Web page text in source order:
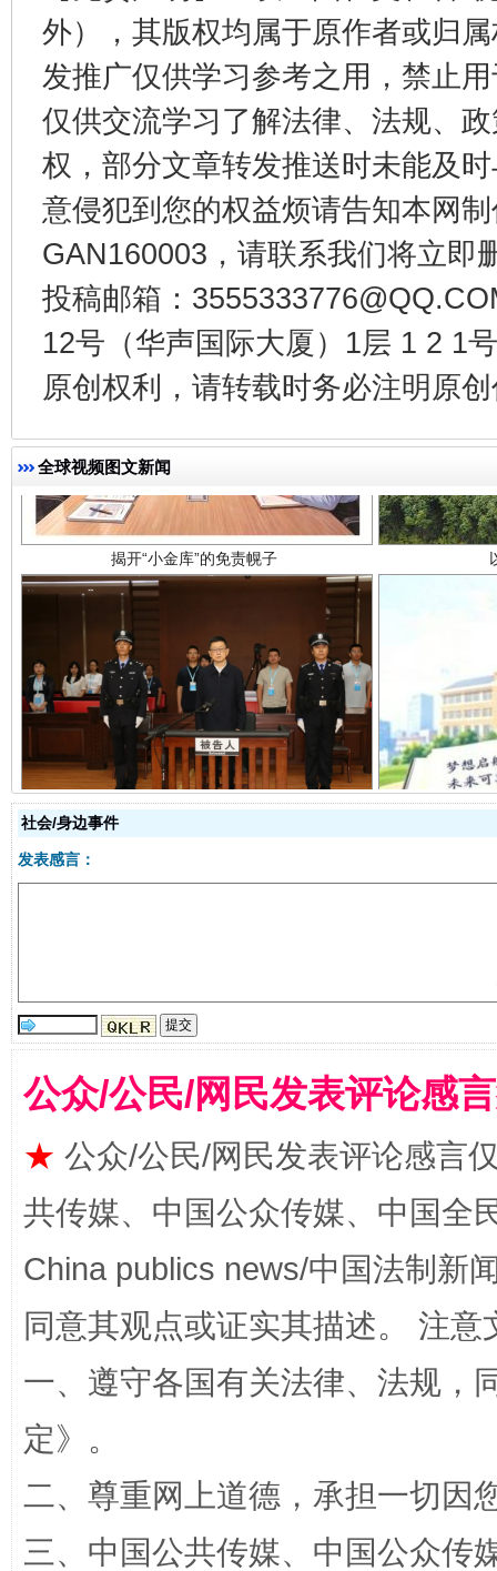
外），其版权均属于原作者或归
发推广仅供学习参考之用，禁止
仅供交流学习了解法律、法规、
权，部分文章转发推送时未能及
意侵犯到您的权益烦请告知本网
GAN160003，请联系我们将立即
投稿邮箱：
12号（华声国际大厦）1层 1 2 1
原创权利，请转载时务必注明原
全球视频图文新闻
千年窑火 生生不息 一
受贿1.44亿！段成刚被判无期 从幼
全民健身五年计划来了！等你上场
阿坝州三大球赛在茂县开幕 规模
社会/身边事件
发表感言：
公众/公民/网民发表评论感
★ 公众/公民/网民发表评论感言
共传媒、中国公众传媒、中国全
China publics news/中国法制新
同意其观点或证实其描述。 注
一、遵守各国有关法律、法规，
定》。
二、尊重网上道德，承担一切因
三、中国公共传媒、中国公众传